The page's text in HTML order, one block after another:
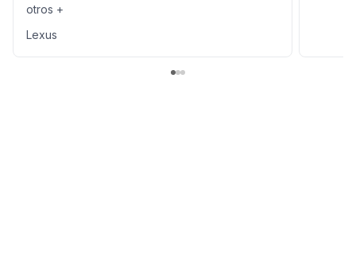
otros +
Lexus